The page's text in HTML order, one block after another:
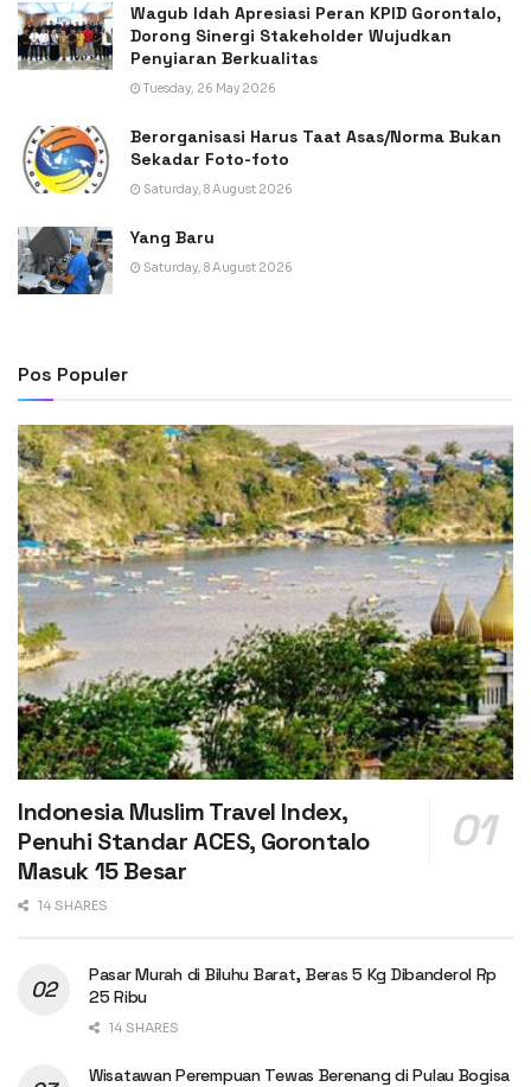
Wagub Idah Apresiasi Peran KPID Gorontalo,
Dorong Sinergi Stakeholder Wujudkan
Penyiaran Berkualitas
Tuesday, 26 May 2026
Berorganisasi Harus Taat Asas/Norma Bukan
Sekadar Foto-foto
Saturday, 8 August 2026
Yang Baru
Saturday, 8 August 2026
Pos Populer
Indonesia Muslim Travel Index,
Penuhi Standar ACES, Gorontalo
Masuk 15 Besar
14 SHARES
Pasar Murah di Biluhu Barat, Beras 5 Kg Dibanderol Rp
25 Ribu
14 SHARES
Wisatawan Perempuan Tewas Berenang di Pulau Bogisa